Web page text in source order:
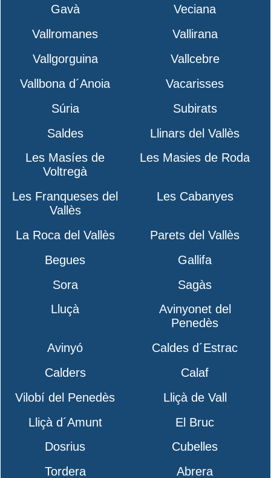
Gavà
Veciana
Vallromanes
Vallirana
Vallgorguina
Vallcebre
Vallbona d´Anoia
Vacarisses
Súria
Subirats
Saldes
Llinars del Vallès
Les Masíes de
Voltregà
Les Masies de Roda
Les Franqueses del
Vallès
Les Cabanyes
La Roca del Vallès
Parets del Vallès
Begues
Gallifa
Sora
Sagàs
Lluçà
Avinyonet del
Penedès
Avinyó
Caldes d´Estrac
Calders
Calaf
Vilobí del Penedès
Lliçà de Vall
Lliçà d´Amunt
El Bruc
Dosrius
Cubelles
Tordera
Abrera